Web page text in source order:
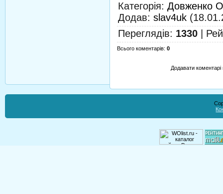
Категорія: Довженко
Додав: slav4uk
Переглядів: 1330
Всього коментарів: 0
Додавати